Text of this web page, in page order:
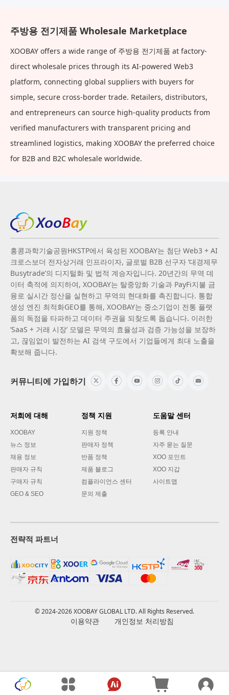
주방용 전기제품 Wholesale Marketplace
XOOBAY offers a wide range of 주방용 전기제품 at factory-
direct wholesale prices through its AI-powered Web3
platform, connecting global suppliers with buyers for
simple, secure cross-border trade. Retailers, distributors,
and entrepreneurs can source high-quality products from
verified manufacturers with transparent pricing and
streamlined logistics, making XOOBAY the preferred choice
for B2B and B2C wholesale worldwide.
홍콩과학기술공원HKSTP에서 육성된 XOOBAY는 첨단 Web3 + AI
크로스보더 전자상거래 인프라이자, 글로벌 B2B 선구자 ‘대경제무
Busytrade’의 디지털화 및 법적 계승자입니다. 20년간의 무역 데
이터 축적에 의지하여, XOOBAY는 탈중앙화 기술과 PayFi지불 금
융로 실시간 정산을 실현하고 무역의 현대화를 촉진합니다. 통합
생성 엔진 최적화GEO를 통해, XOOBAY는 중소기업이 전통 플랫
폼의 독점을 타파하고 데이터 주권을 되찾도록 돕습니다. 이러한
‘SaaS + 거래 시장’ 모델은 무역의 효율성과 검증 가능성을 보장하
고, 끊임없이 발전하는 AI 검색 구도에서 기업들에게 최대 노출을
확보해 줍니다.
커뮤니티에 가입하기
저희에 대해
XOOBAY
뉴스 정보
채용 정보
판매자 규칙
구매자 규칙
GEO & SEO
정책 지원
지원 정책
판매자 정책
반품 정책
제품 블로그
컴플라이언스 센터
문의 제출
도움말 센터
등록 안내
자주 묻는 질문
XOO 포인트
XOO 지갑
사이트맵
전략적 파트너
© 2024-2026 XOOBAY GLOBAL LTD. All Rights Reserved.
이용약관 개인정보 처리방침